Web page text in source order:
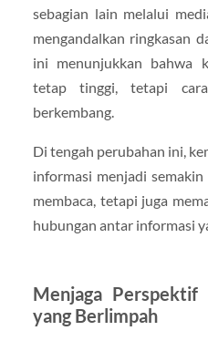
sebagian lain melalui
mengandalkan ringkasan
ini menunjukkan bahwa
tetap tinggi, tetapi
berkembang.
Di tengah perubahan ini,
informasi menjadi
membaca, tetapi juga
hubungan antar informasi
Menjaga Perspektif
yang Berlimpah